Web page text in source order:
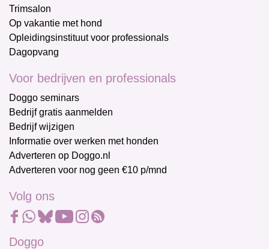
Trimsalon
Op vakantie met hond
Opleidingsinstituut voor professionals
Dagopvang
Voor bedrijven en professionals
Doggo seminars
Bedrijf gratis aanmelden
Bedrijf wijzigen
Informatie over werken met honden
Adverteren op Doggo.nl
Adverteren voor nog geen €10 p/mnd
Volg ons
Doggo